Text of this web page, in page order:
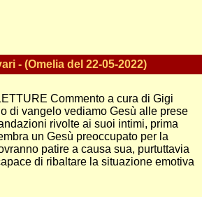
- (Omelia del 22-05-2022)
Commento a cura di Gigi
di vangelo vediamo Gesù alle prese
rivolte ai suoi intimi, prima
un Gesù preoccupato per la
patire a causa sua, purtuttavia
di ribaltare la situazione emotiva